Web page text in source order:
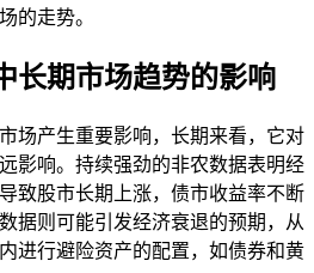
的走势。
长期市场趋势的影响
场产生重要影响，长期来看，它对
影响。持续强劲的非农数据表明经
致股市长期上涨，债市收益率不断
据则可能引发经济衰退的预期，从
进行避险资产的配置，如债券和黄